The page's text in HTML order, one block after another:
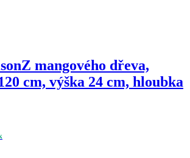
Z mangového dřeva,
cm, výška 24 cm, hloubka